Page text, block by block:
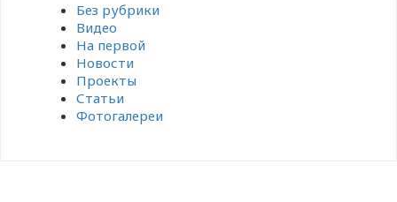
Без рубрики
Видео
На первой
Новости
Проекты
Статьи
Фотогалереи